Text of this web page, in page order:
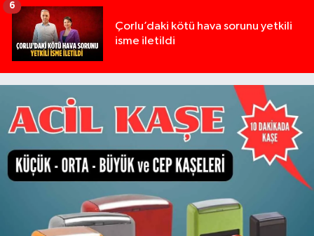
Çorlu’daki kötü hava sorunu yetkili
isme iletildi
6